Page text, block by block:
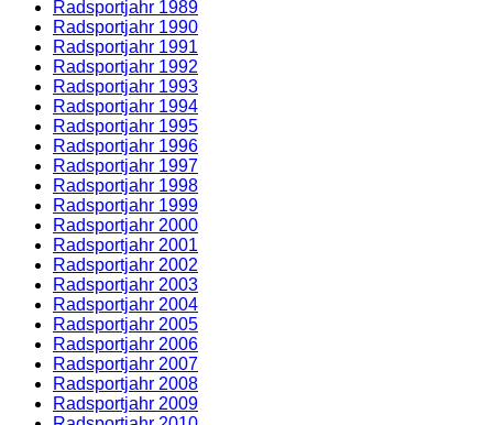
Radsportjahr 1989
Radsportjahr 1990
Radsportjahr 1991
Radsportjahr 1992
Radsportjahr 1993
Radsportjahr 1994
Radsportjahr 1995
Radsportjahr 1996
Radsportjahr 1997
Radsportjahr 1998
Radsportjahr 1999
Radsportjahr 2000
Radsportjahr 2001
Radsportjahr 2002
Radsportjahr 2003
Radsportjahr 2004
Radsportjahr 2005
Radsportjahr 2006
Radsportjahr 2007
Radsportjahr 2008
Radsportjahr 2009